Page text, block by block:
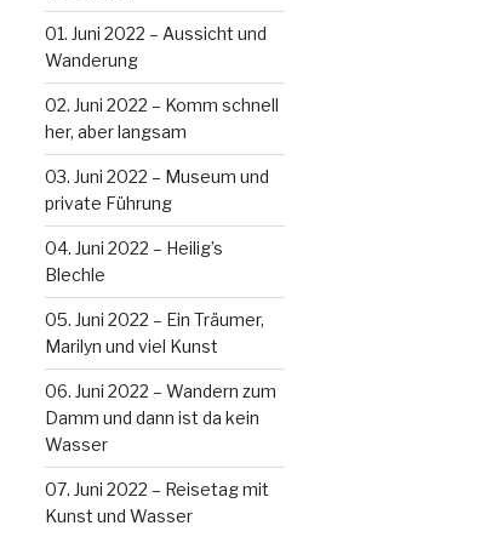
01. Juni 2022 – Aussicht und
Wanderung
02. Juni 2022 – Komm schnell
her, aber langsam
03. Juni 2022 – Museum und
private Führung
04. Juni 2022 – Heilig’s
Blechle
05. Juni 2022 – Ein Träumer,
Marilyn und viel Kunst
06. Juni 2022 – Wandern zum
Damm und dann ist da kein
Wasser
07. Juni 2022 – Reisetag mit
Kunst und Wasser